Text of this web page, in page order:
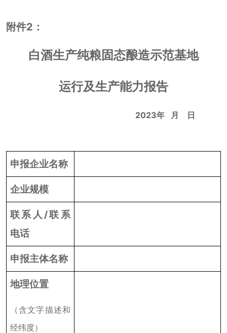
附件2 ：
白酒生产纯粮固态酿造示范基地
运行及生产能力报告
2023年 月 日
申报企业名称
企业规模
联系人 /联系
电话
申报主体名称
地理位置
（含文字描述和
经纬度）